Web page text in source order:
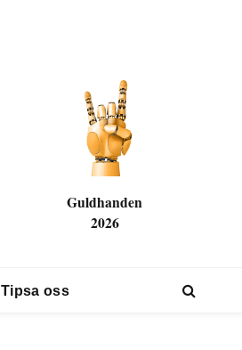
Guldhanden
2026
Tipsa oss